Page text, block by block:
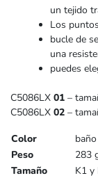
un tejido
Los
bucle de
una
puedes
C5086LX 01 –
C5086LX 02 –
Color
Peso
283
Tamaño
K1 y